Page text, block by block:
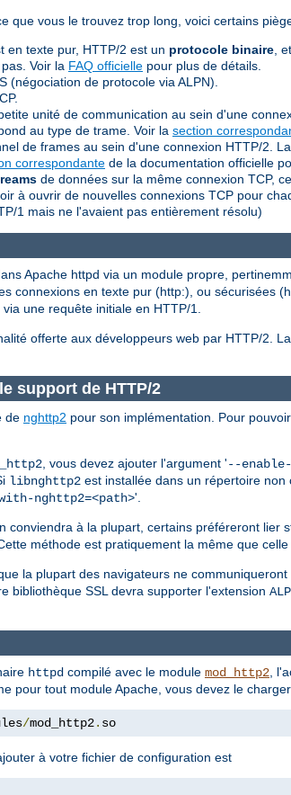
que vous le trouvez trop long, voici certains
en texte pur, HTTP/2 est un protocole binaire ,
Voir la FAQ officielle pour plus de détails.
(négociation de protocole via ALPN).
unité de communication au sein d'une
au type de trame. Voir la section
de frames au sein d'une connexion HTTP/2.
correspondante de la documentation officielle
de données sur la même connexion TCP,
à ouvrir de nouvelles connexions TCP pour
1 mais ne l'avaient pas entièrement résolu)
Apache httpd via un module propre,
connexions en texte pur (http:), ou sécurisées
via une requête initiale en HTTP/1.
offerte aux développeurs web par HTTP/2.
support de HTTP/2
de nghttp2 pour son implémentation. Pour
, vous devez ajouter l'argument '--
libnghttp2 est installée dans un répertoire
nghttp2=<path>'.
conviendra à la plupart, certains préféreront lier
méthode est pratiquement la même que
la plupart des navigateurs ne
bibliothèque SSL devra supporter l'extension
httpd compilé avec le module mod_http2 ,
pour tout module Apache, vous devez le
/mod_http2. so
à votre fichier de configuration est